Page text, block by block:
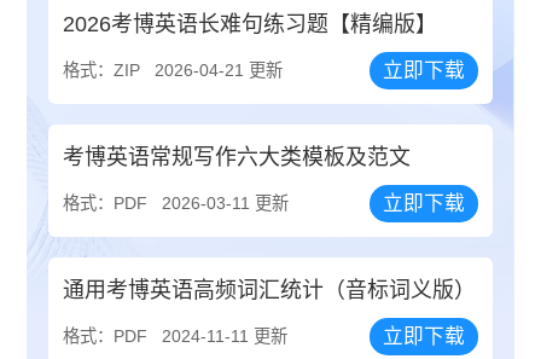
2026考博英语长难句练习题【精编版】
格式：ZIP 2026-04-21 更新 立即下载
考博英语常规写作六大类模板及范文
格式：PDF 2026-03-11 更新 立即下载
通用考博英语高频词汇统计（音标词义版）
格式：PDF 2024-11-11 更新 立即下载